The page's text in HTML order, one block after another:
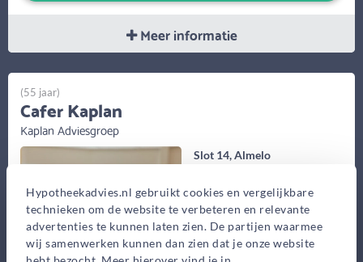
Hypotheekadvies.nl gebruikt cookies en vergelijkbare
technieken om de website te verbeteren en relevante
advertenties te kunnen laten zien. De partijen waarmee
wij samenwerken kunnen dan zien dat je onze website
Meer informatie
Slot 14, Almelo
Bekijk op kaart
(55 jaar)
Cafer Kaplan
Kaplan Adviesgroep